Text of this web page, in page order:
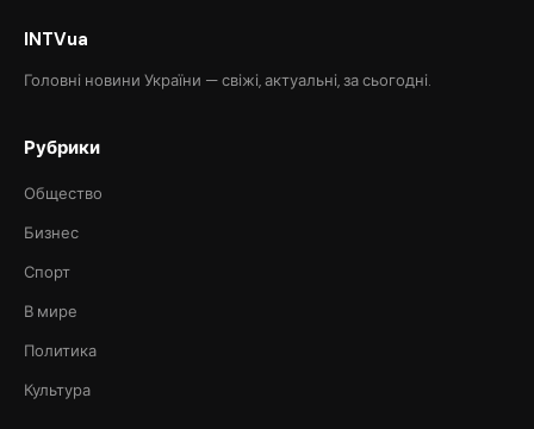
INTVua
Головні новини України — свіжі, актуальні, за сьогодні.
Рубрики
Общество
Бизнес
Спорт
В мире
Политика
Культура